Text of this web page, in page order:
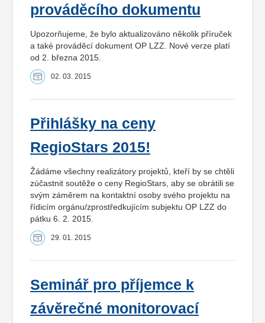
prováděcího dokumentu
Upozorňujeme, že bylo aktualizováno několik příruček
a také prováděcí dokument OP LZZ. Nové verze platí
od 2. března 2015.
02. 03. 2015
Přihlášky na ceny
RegioStars 2015!
Žádáme všechny realizátory projektů, kteří by se chtěli
zúčastnit soutěže o ceny RegioStars, aby se obrátili se
svým záměrem na kontaktní osoby svého projektu na
řídicím orgánu/zprostředkujícím subjektu OP LZZ do
pátku 6. 2. 2015.
29. 01. 2015
Seminář pro příjemce k
závěrečné monitorovací